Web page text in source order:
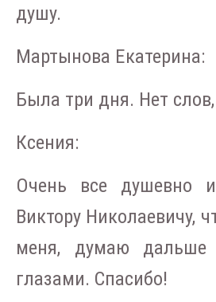
душу.
Мартынова Екатерина:
Была три дня. Нет
Ксения:
Очень все душевно
Виктору Николаевичу,
меня, думаю дальше
глазами. Спасибо!